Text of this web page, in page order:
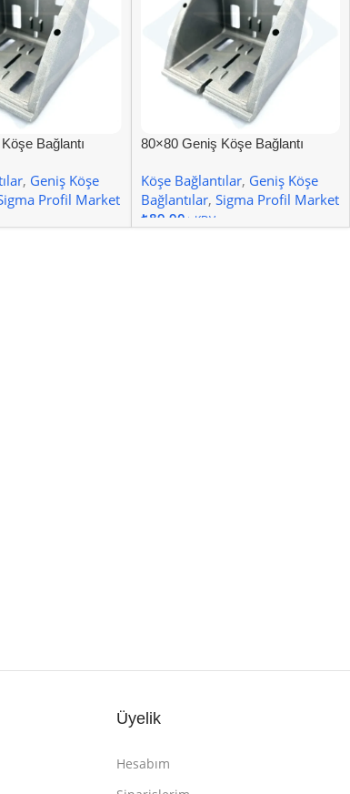
Bağlantı
, Geniş Köşe
Profil Market
80×80 Geniş Köşe Bağlantı
Köşe Bağlantılar, Geniş Köşe
Bağlantılar, Sigma Profil Market
₺
Üyelik
Hesabım